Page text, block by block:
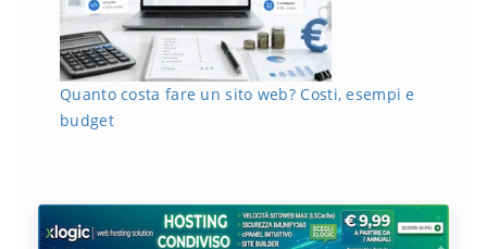
Quanto costa fare un sito web? Costi, esempi e
budget